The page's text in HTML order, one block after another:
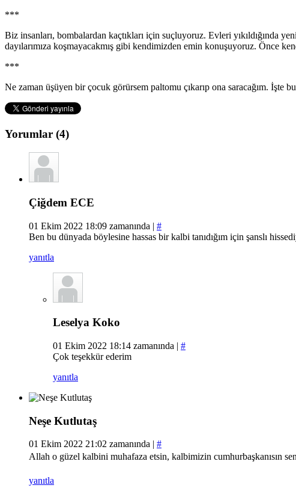
***
Biz insanları, bombalardan kaçtıkları için suçluyoruz. Evleri yıkıldığında
dayılarımıza koşmayacakmış gibi kendimizden emin konuşuyoruz. Önce
***
Ne zaman üşüyen bir çocuk görürsem paltomu çıkarıp ona saracağım. İşte
Yorumlar (4)
Çiğdem ECE
01 Ekim 2022 18:09 zamanında | #
Ben bu dünyada böylesine hassas bir kalbi tanıdığım için şanslı
yanıtla
Leselya Koko
01 Ekim 2022 18:14 zamanında | #
Çok teşekkür ederim
yanıtla
Neşe Kutlutaş
01 Ekim 2022 21:02 zamanında | #
Allah o güzel kalbini muhafaza etsin, kalbimizin cumhurbaşkanısın
yanıtla